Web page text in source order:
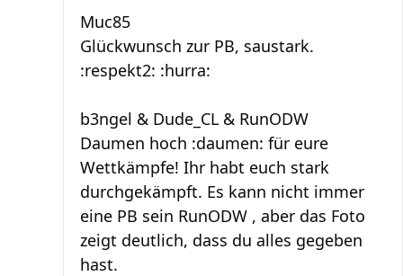
Muc85
Glückwunsch zur PB, saustark.
:respekt2: :hurra:
b3ngel & Dude_CL & RunODW
Daumen hoch :daumen: für eure
Wettkämpfe! Ihr habt euch stark
durchgekämpft. Es kann nicht immer
eine PB sein RunODW , aber das Foto
zeigt deutlich, dass du alles gegeben
hast.